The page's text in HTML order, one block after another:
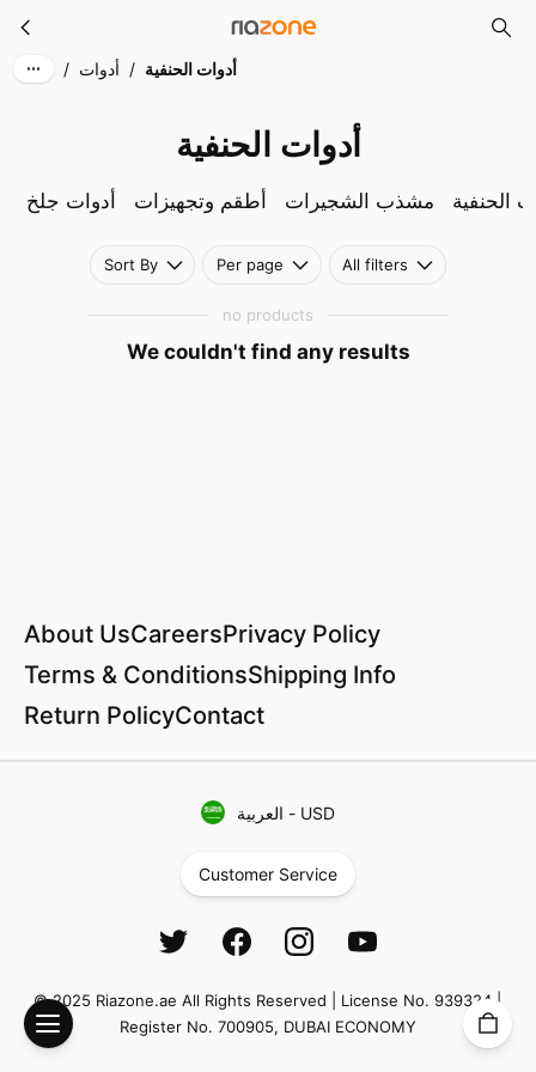
Skip to main content أدوات الحنفية
/ أدوات / أدوات الحنفية
أدوات الحنفية
أدوات جلخ أطقم وتجهيزات مشذب الشجيرات الحنفية
Sort By Per page All filters
no products
We couldn't find any results
About UsCareersPrivacy Policy
Terms & ConditionsShipping Info
Return PolicyContact
العربية - USD
Customer Service
© 2025 Riazone.ae All Rights Reserved | License No. 939324 |
Register No. 700905, DUBAI ECONOMY